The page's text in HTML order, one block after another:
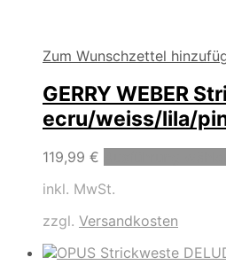
Zum Wunschzettel
GERRY WEBER
ecru/weiss/lila/
119,99 €
inkl. MwSt.
zzgl. Versandkosten